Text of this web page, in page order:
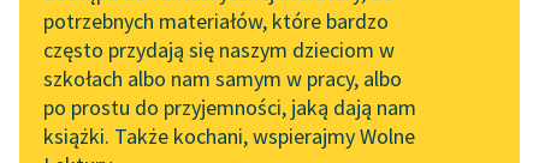
Spotkanie z Katarzyną
Tunkiel w Oslo
102. lata temu zmarł
Joseph Conrad
OAI-PMH
Widget Wolnych Lektur
Przypisy
potrzebnych materiałów, które bardzo
często przydają się naszym dzieciom w
szkołach albo nam samym w pracy, albo
po prostu do przyjemności, jaką dają nam
książki. Także kochani, wspierajmy Wolne
książę — trzeba
znaleźć jego dzieci,
wykupić i dać im
kawałek...